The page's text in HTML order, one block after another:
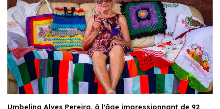
Umbelina Alves Pereira, à l'âge impressionnant de 92